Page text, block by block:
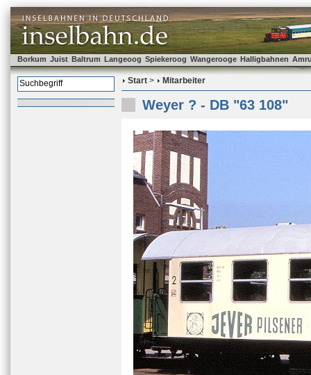
Borkum Juist Baltrum Langeoog Spiekeroog Wangerooge Halligbahnen
Start > Mitarbeiter
Weyer ? - DB "63 108"